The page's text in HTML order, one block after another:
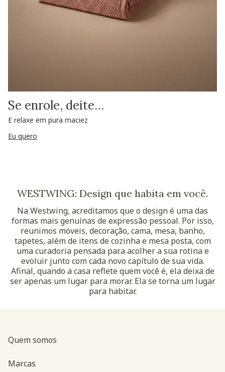
Se enrole, deite…
E relaxe em pura maciez
Eu quero
WESTWING: Design que habita em você.
Na Westwing, acreditamos que o design é uma das
formas mais genuínas de expressão pessoal. Por isso,
reunimos móveis, decoração, cama, mesa, banho,
tapetes, além de itens de cozinha e mesa posta, com
uma curadoria pensada para acolher a sua rotina e
evoluir junto com cada novo capítulo de sua vida.
Afinal, quando a casa reflete quem você é, ela deixa de
ser apenas um lugar para morar. Ela se torna um lugar
para habitar.
Quem somos
Marcas